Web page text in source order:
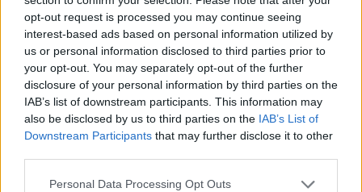
opt-out request is processed you may continue seeing
interest-based ads based on personal information utilized by
us or personal information disclosed to third parties prior to
your opt-out. You may separately opt-out of the further
disclosure of your personal information by third parties on the
IAB’s list of downstream participants. This information may
also be disclosed by us to third parties on the IAB’s List of
Downstream Participants that may further disclose it to other
Personal Data Processing Opt Outs
6 Αυγούστου 2026 16:53
ΔΙΕΘΝΗ • ΜΑΤΙΕΣ ΣΤΟ ΠΑΡΕΛΘΟΝ
Χιροσίμα: 81 χρόνια από τον πυρηνικό
όλεθρο που άλλαξε την
ανθρωπότητα
6 Αυγούστου 2026 09:42
6 Αυγούστου 2026 08:06